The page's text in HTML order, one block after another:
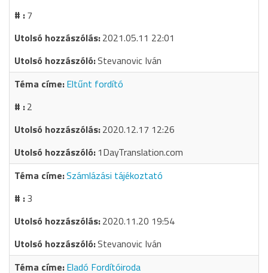
7
2021.05.11 22:01
Stevanovic Iván
Eltűnt fordító
2
2020.12.17 12:26
1DayTranslation.com
Számlázási tájékoztató
3
2020.11.20 19:54
Stevanovic Iván
Eladó Fordítóiroda